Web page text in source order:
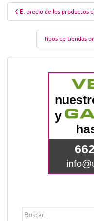
Navegación
de
entradas
El precio de los productos
Tipos de tiendas
Buscar: